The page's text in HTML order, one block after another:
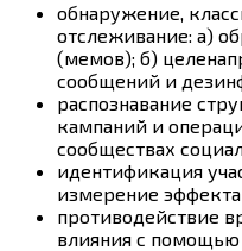
обнаружение,
отслеживание: а)
(мемов); б)
сообщений и
распознавание
кампаний и
сообществах
идентификация
измерение
противодействие
влияния с